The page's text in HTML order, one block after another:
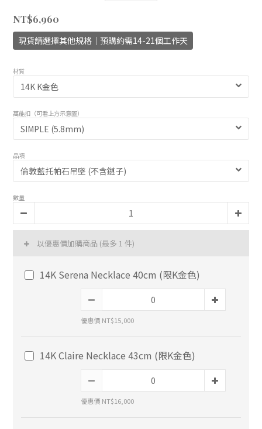
NT$6,960
現貨請選擇其他規格｜預購約需14-21個工作天
材質
萬能扣（可看上方示意圖）
品項
數量
以優惠價加購商品 (最多 1 件)
14K Serena Necklace 40cm (限K金色)
優惠價 NT$15,000
14K Claire Necklace 43cm (限K金色)
優惠價 NT$16,000